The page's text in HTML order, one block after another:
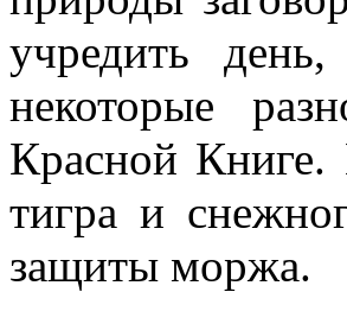
учредить
некоторые
Красной
тигра и
защиты моржа.